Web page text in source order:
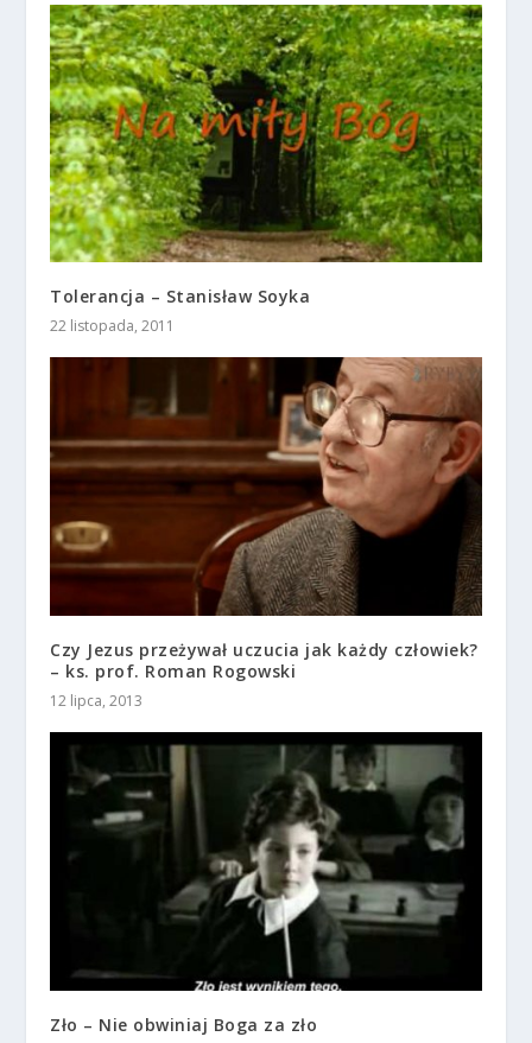
Tolerancja – Stanisław Soyka
22 listopada, 2011
Czy Jezus przeżywał uczucia jak każdy człowiek?
– ks. prof. Roman Rogowski
12 lipca, 2013
Zło – Nie obwiniaj Boga za zło